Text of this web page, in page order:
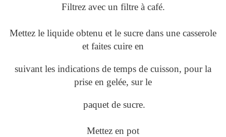
Filtrez avec un filtre à café.
Mettez le liquide obtenu et le sucre dans une casserole
et faites cuire en
suivant les indications de temps de cuisson, pour la
prise en gelée, sur le
paquet de sucre.
Mettez en pot